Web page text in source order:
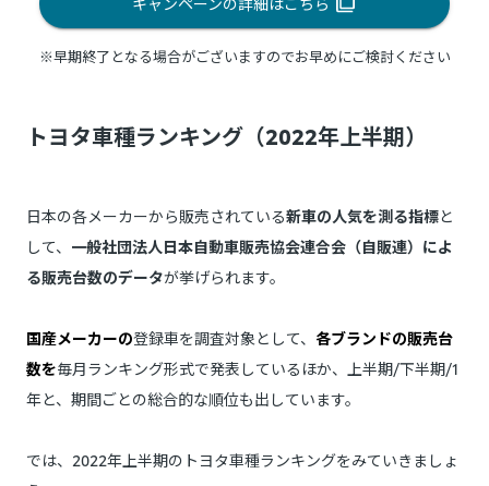
※早期終了となる場合がございますのでお早めにご検討ください
トヨタ車種ランキング（2022年上半期）
日本の各メーカーから販売されている新車の人気を測る指標と
して、 一般社団法人日本自動車販売協会連合会（自販連）によ
る販売台数のデータが挙げられます。
国産メーカーの登録車を調査対象として、 各ブランドの販売台
数を毎月ランキング形式で発表しているほか、上半期/下半期/1
年と、期間ごとの総合的な順位も出しています。
では、2022年上半期のトヨタ車種ランキングをみていきましょ